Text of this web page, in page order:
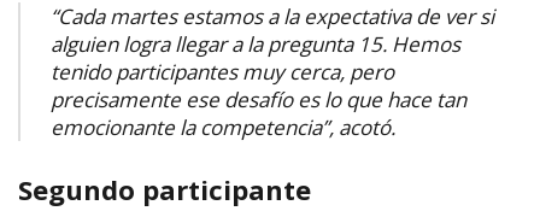
“Cada martes estamos a la expectativa de ver si
alguien logra llegar a la pregunta 15. Hemos
tenido participantes muy cerca, pero
precisamente ese desafío es lo que hace tan
emocionante la competencia”, acotó.
Segundo participante